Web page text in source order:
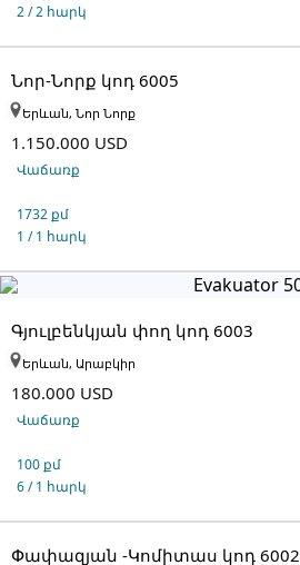
2 / 2 հարկ
Նոր-Նորք կոդ 6005
1.150.000 USD
Վաճառք
1732 քմ
1 / 1 հարկ
Երևան, Նոր Նորք
Գյուլբենկյան փող կոդ 6003
180.000 USD
Վաճառք
100 քմ
6 / 1 հարկ
Երևան, Արաբկիր
Փափազյան -Կոմիտաս կոդ 6002